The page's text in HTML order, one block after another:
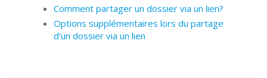
Comment partager un dossier via un lien?
Options supplémentaires lors du partage
d’un dossier via un lien